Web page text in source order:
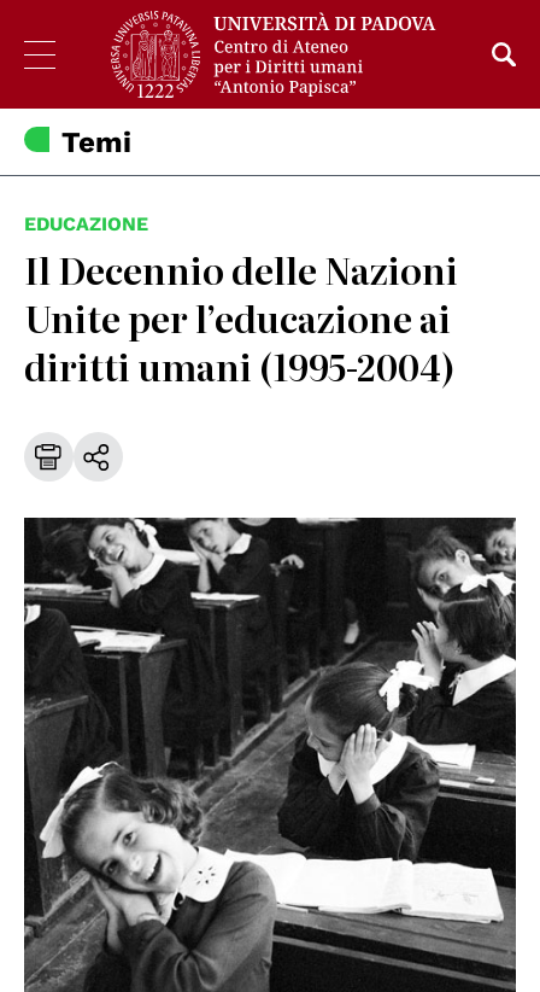
Temi
EDUCAZIONE
Il Decennio delle Nazioni
Unite per l’educazione ai
diritti umani (1995-2004)